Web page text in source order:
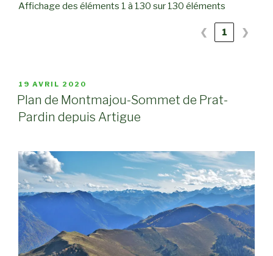
Affichage des éléments 1 à 130 sur 130 éléments
❮ 1 ❯
PUBLIÉ
LE
19 AVRIL 2020
Plan de Montmajou-Sommet de Prat-
Pardin depuis Artigue